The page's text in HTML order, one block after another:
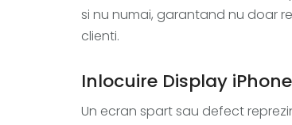
si nu numai, garantand nu doar
clienti.
Inlocuire Display
Un ecran spart sau defect